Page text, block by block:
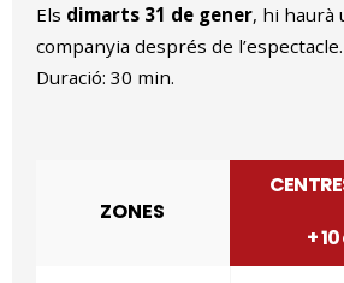
Els dimarts 31 de gener, hi haurà
companyia després de l’espectacle.
Duració: 30 min.
ZONES
+